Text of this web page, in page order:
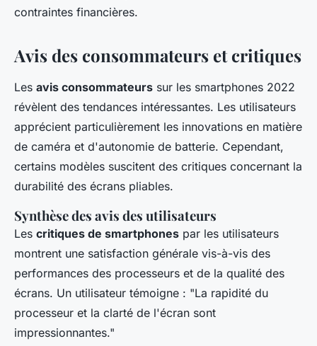
contraintes financières.
Avis des consommateurs et critiques
Les avis consommateurs sur les smartphones 2022
révèlent des tendances intéressantes. Les utilisateurs
apprécient particulièrement les innovations en matière
de caméra et d'autonomie de batterie. Cependant,
certains modèles suscitent des critiques concernant la
durabilité des écrans pliables.
Synthèse des avis des utilisateurs
Les critiques de smartphones par les utilisateurs
montrent une satisfaction générale vis-à-vis des
performances des processeurs et de la qualité des
écrans. Un utilisateur témoigne : "La rapidité du
processeur et la clarté de l'écran sont
impressionnantes."